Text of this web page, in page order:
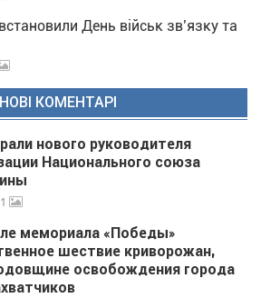
День військ зв’язку та
НОВІ КОМЕНТАРІ
нового руководителя
Национального союза
1
мемориала «Победы»
шествие криворожан,
освобождения города